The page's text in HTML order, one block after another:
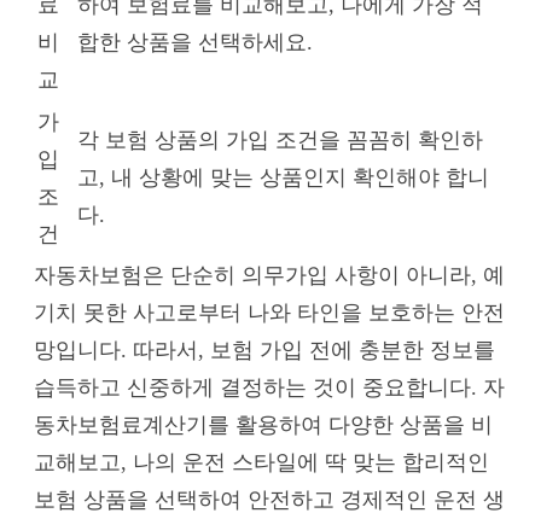
비
교
합한 상품을 선택하세요.
가
입
조
건
각 보험 상품의 가입 조건을 꼼꼼히 확인하
고, 내 상황에 맞는 상품인지 확인해야 합니
다.
자동차보험은 단순히 의무가입 사항이 아니라, 예
기치 못한 사고로부터 나와 타인을 보호하는 안전
망입니다. 따라서, 보험 가입 전에 충분한 정보를
습득하고 신중하게 결정하는 것이 중요합니다. 자
동차보험료계산기를 활용하여 다양한 상품을 비
교해보고, 나의 운전 스타일에 딱 맞는 합리적인
보험 상품을 선택하여 안전하고 경제적인 운전 생